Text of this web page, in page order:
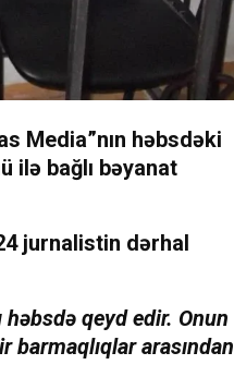
Media”nın həbsdəki
ilə bağlı bəyanat
jurnalistin dərhal
həbsdə qeyd edir. Onun
barmaqlıqlar arasından